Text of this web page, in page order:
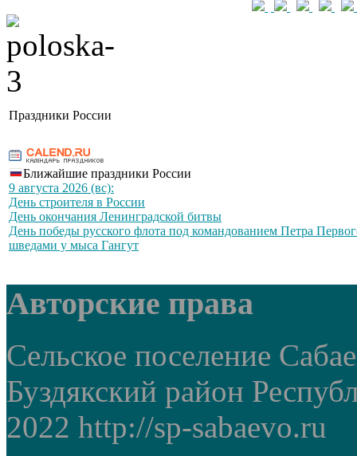
Праздники России
Ближайшие праздники России
9 августа 2026 (вс):
День строителя в России
День окончания Ленинградской битвы
День победы русского флота под командованием Петра
шведами у мыса Гангут
Авторские права
Сельское поселение
Буздякский район
2022 http://sp-sabaevo.ru